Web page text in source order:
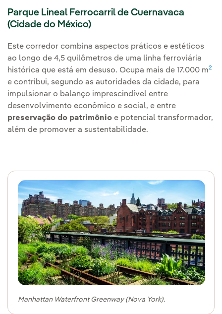
Parque Lineal Ferrocarril de Cuernavaca
(Cidade do México)
Este corredor combina aspectos práticos e estéticos
ao longo de 4,5 quilômetros de uma linha ferroviária
histórica que está em desuso. Ocupa mais de 17.000 m2
e contribui, segundo as autoridades da cidade, para
impulsionar o balanço imprescindível entre
desenvolvimento econômico e social, e entre
preservação do patrimônio e potencial transformador,
além de promover a sustentabilidade.
Manhattan Waterfront Greenway (Nova York).